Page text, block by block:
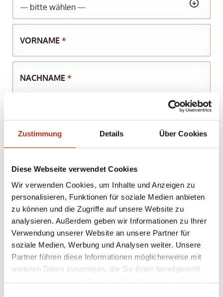
Zustimmung Details Über Cookies
Diese Webseite verwendet Cookies
Wir verwenden Cookies, um Inhalte und Anzeigen zu
personalisieren, Funktionen für soziale Medien anbieten
zu können und die Zugriffe auf unsere Website zu
analysieren. Außerdem geben wir Informationen zu Ihrer
Verwendung unserer Website an unsere Partner für
soziale Medien, Werbung und Analysen weiter. Unsere
Partner führen diese Informationen möglicherweise mit
weiteren Daten zusammen, die Sie ihnen bereitgestellt
haben oder die sie im Rahmen Ihrer Nutzung der Dienste
VORNAME *
NACHNAME *
LAND
E-MAIL
TELEFON